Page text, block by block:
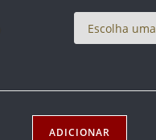
ADICIONAR